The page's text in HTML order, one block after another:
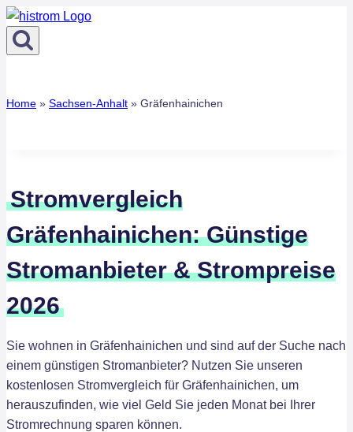
Zum
Inhalt
springen
Home » Sachsen-Anhalt » Gräfenhainichen
Stromvergleich
Gräfenhainichen: Günstige
Stromanbieter & Strompreise
2026
Sie wohnen in Gräfenhainichen und sind auf der Suche nach
einem günstigen Stromanbieter? Nutzen Sie unseren
kostenlosen Stromvergleich für Gräfenhainichen, um
herauszufinden, wie viel Geld Sie jeden Monat bei Ihrer
Stromrechnung sparen können.